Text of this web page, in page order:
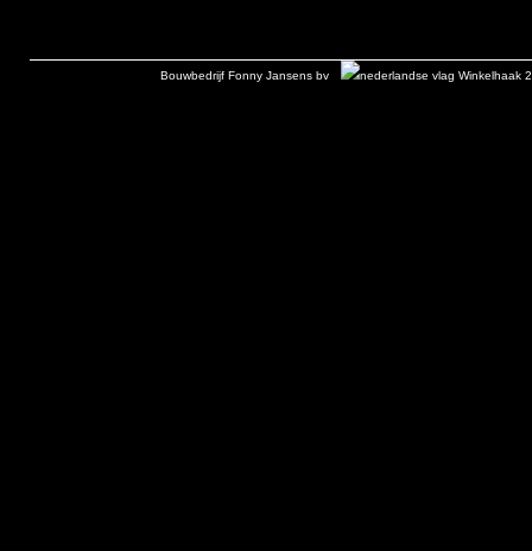
Bouwbedrijf Fonny Jansens bv Winkelhaak 2